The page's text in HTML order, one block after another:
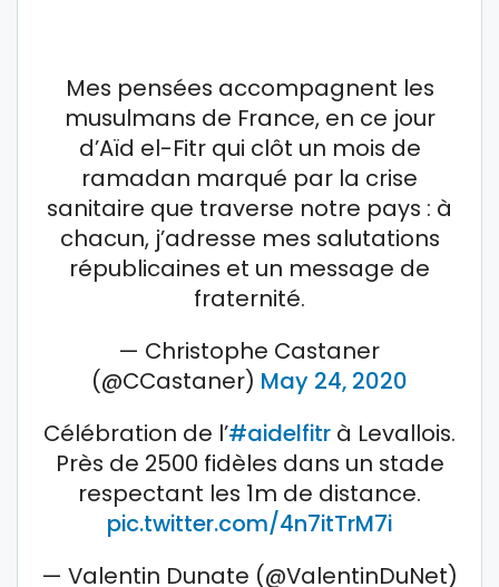
Mes pensées accompagnent les
musulmans de France, en ce jour
d’Aïd el-Fitr qui clôt un mois de
ramadan marqué par la crise
sanitaire que traverse notre pays : à
chacun, j’adresse mes salutations
républicaines et un message de
fraternité.
— Christophe Castaner
(@CCastaner) May 24, 2020
Célébration de l’#aidelfitr à Levallois.
Près de 2500 fidèles dans un stade
respectant les 1m de distance.
pic.twitter.com/4n7itTrM7i
— Valentin Dunate (@ValentinDuNet)